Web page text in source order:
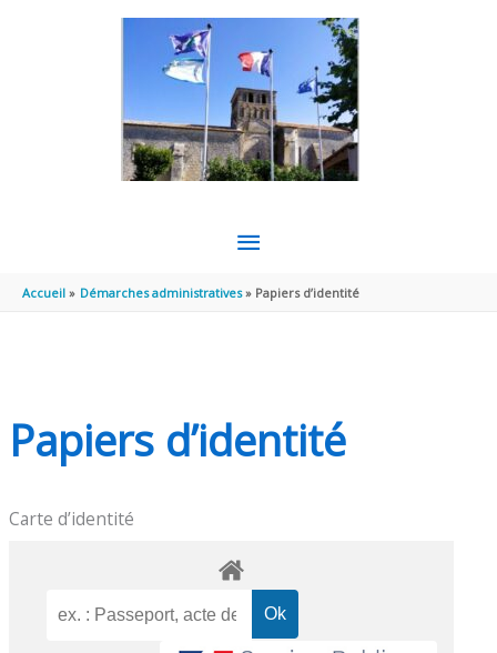
MENU
PRINCIPAL
Accueil Démarches administratives Papiers d’identité
Papiers d’identité
Carte d’identité